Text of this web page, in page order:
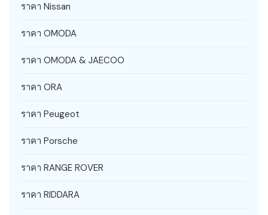
ราคา Nissan
ราคา OMODA
ราคา OMODA & JAECOO
ราคา ORA
ราคา Peugeot
ราคา Porsche
ราคา RANGE ROVER
ราคา RIDDARA